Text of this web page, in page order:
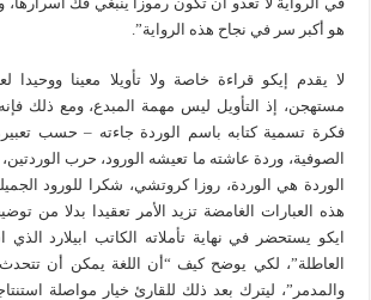
هو أكبر سر في نجاح هذه الرواية”.
لا يقدم إيكو قراءة خاصة ولا تأويلا معينا ووحيدا
مستهجن، إذ التأويل ليس مهمة المبدع، ومع ذلك
فكرة تسمية كتابه باسم الوردة جاءته – حسب
الصوفية، وردة عاشته ما تعيشه الورود، حرب
الوردة هي الوردة، روزا كروتشي، شكرا للورود
هذه العبارات الغامضة تزيد الأمر تعقيدا بدلا من
ايكو يستحضر في نهاية تأملاته الكاتب ابيلارد
العاطلة”، لكي يوضح كيف “أن اللغة يمكن أن
والمدمر”، ليترك بعد ذلك للقارئ خيار مواصلة